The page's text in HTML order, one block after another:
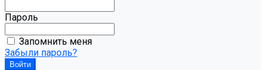
Пароль
Запомнить меня
Забыли пароль?